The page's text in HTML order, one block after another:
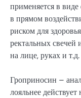
применяется в
в прямом
риском для
ректальных свечей
на лице, руках и т.д.
Гроприносин –
лояльнее